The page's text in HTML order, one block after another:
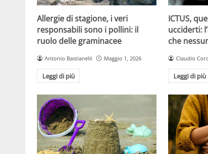
Allergie di stagione, i veri
responsabili sono i pollini: il
ruolo delle graminacee
Antonio Bastianelli Maggio 1, 2026
Leggi di più
ICTUS,
ucciderti:
che
Claudio
Leggi di più